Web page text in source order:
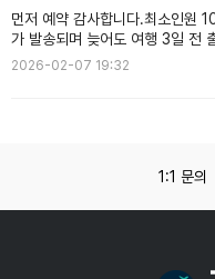
먼저 예약 감사합니다.최소인원
가 발송되며 늦어도 여행 3일 전
2026-02-07 19:32
1:1 문의